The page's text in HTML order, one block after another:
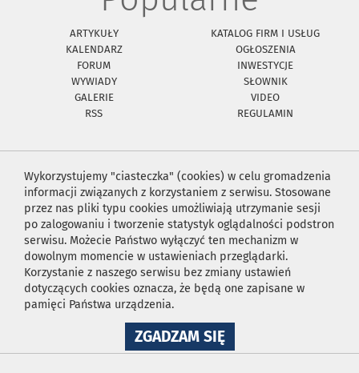
ARTYKUŁY
KATALOG FIRM I USŁUG
KALENDARZ
OGŁOSZENIA
FORUM
INWESTYCJE
WYWIADY
SŁOWNIK
GALERIE
VIDEO
RSS
REGULAMIN
Wykorzystujemy "ciasteczka" (cookies) w celu gromadzenia
informacji związanych z korzystaniem z serwisu. Stosowane
przez nas pliki typu cookies umożliwiają utrzymanie sesji
po zalogowaniu i tworzenie statystyk oglądalności podstron
serwisu. Możecie Państwo wyłączyć ten mechanizm w
dowolnym momencie w ustawieniach przeglądarki.
Korzystanie z naszego serwisu bez zmiany ustawień
dotyczących cookies oznacza, że będą one zapisane w
pamięci Państwa urządzenia.
ZGADZAM SIĘNA
WYKORZYSTANIE